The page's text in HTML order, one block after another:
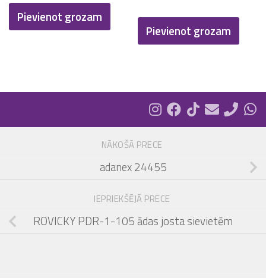
was:
€ 73.00.
is:
€ 54.75.
Pievienot grozam
was:
€ 89.00.
is:
€ 66.75.
Pievienot grozam
NĀKOŠĀ PRECE
adanex 24455
IEPRIEKŠĒJĀ PRECE
ROVICKY PDR-1-105 ādas josta sievietēm